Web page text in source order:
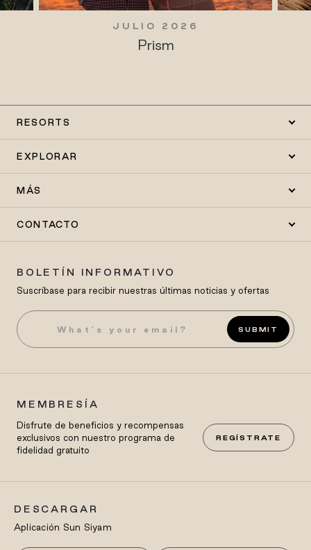
JULIO 2026
Prism
RESORTS
EXPLORAR
MÁS
CONTACTO
BOLETÍN INFORMATIVO
Suscríbase para recibir nuestras últimas noticias y ofertas
SUBMIT
MEMBRESÍA
Disfrute de beneficios y recompensas
exclusivos con nuestro programa de
fidelidad gratuito
REGÍSTRATE
DESCARGAR
Aplicación Sun Siyam